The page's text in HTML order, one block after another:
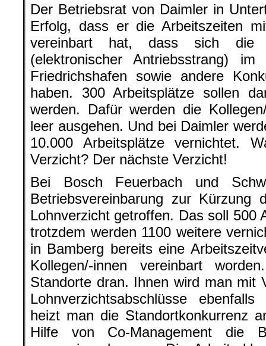
Der Betriebsrat von Daimler in
Erfolg, dass er die Arbeitszeiten
vereinbart hat, dass sich die
(elektronischer Antriebsstrang)
Friedrichshafen sowie andere
haben. 300 Arbeitsplätze sollen
werden. Dafür werden die
leer ausgehen. Und bei Daimler
10.000 Arbeitsplätze vernichtet.
Verzicht? Der nächste Verzicht!
Bei Bosch Feuerbach und
Betriebsvereinbarung zur Kürzung
Lohnverzicht getroffen. Das soll 500
trotzdem werden 1100 weitere
in Bamberg bereits eine
Kollegen/-innen vereinbart
Standorte dran. Ihnen wird man mit
Lohnverzichtsabschlüsse
heizt man die Standortkonkurrenz
Hilfe von Co-Management die